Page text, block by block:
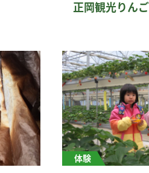
正岡観光りん
体験